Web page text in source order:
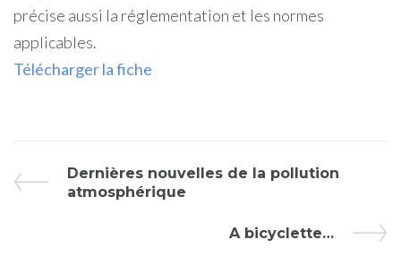
précise aussi la réglementation et les normes
applicables.
Télécharger la fiche
Dernières nouvelles de la pollution
atmosphérique
A bicyclette…